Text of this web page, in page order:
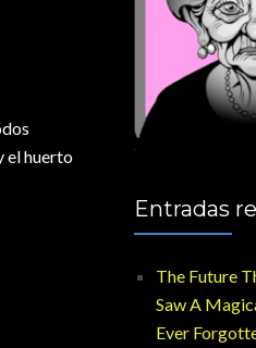
el huerto
Entradas
The Future
Saw A
Ever